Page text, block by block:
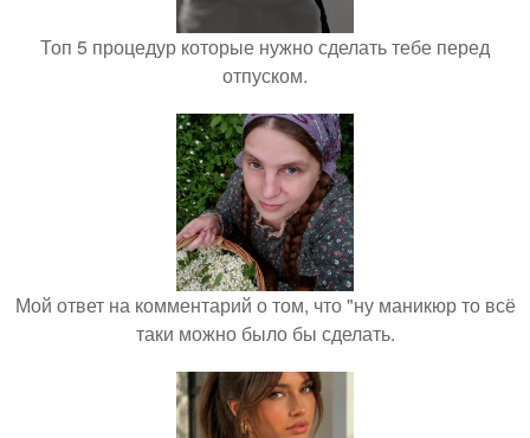
Топ 5 процедур которые нужно сделать тебе перед
отпуском.
Мой ответ на комментарий о том, что "ну маникюр то всё
таки можно было бы сделать.